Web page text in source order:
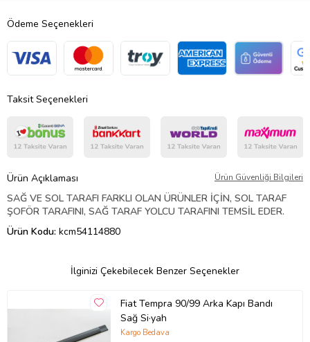
Ödeme Seçenekleri
Taksit Seçenekleri
Ürün Açıklaması Ürün Güvenliği Bilgileri
SAĞ VE SOL TARAFI FARKLI OLAN ÜRÜNLER İÇİN, SOL TARAF
ŞOFÖR TARAFINI, SAĞ TARAF YOLCU TARAFINI TEMSİL EDER.
Ürün Kodu: kcm54114880
İlginizi Çekebilecek Benzer Seçenekler
Fiat Tempra 90/99 Arka Kapı Bandı
Sağ Si·yah
Kargo Bedava